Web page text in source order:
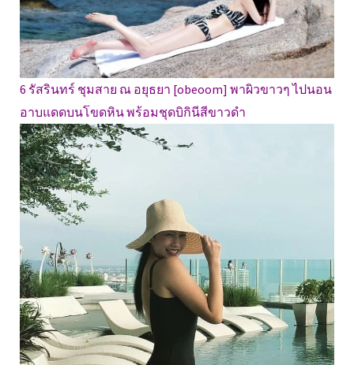
6 รัสรินทร์ ชุมสาย ณ อยุธยา [obeoom] พาผิวขาวๆ ไปนอน
อาบแดดบนโขดหิน พร้อมชุดบิกินีสีขาวดำ